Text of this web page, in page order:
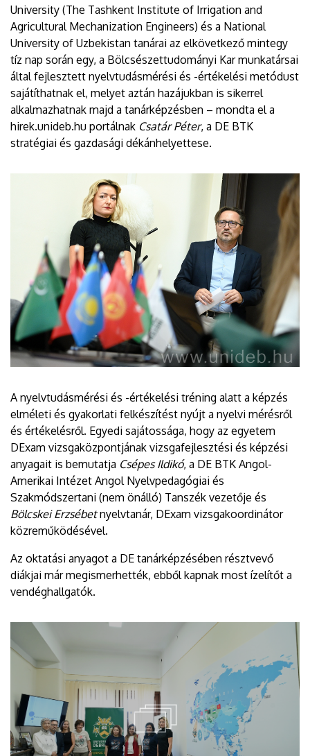
University (The Tashkent Institute of Irrigation and
Agricultural Mechanization Engineers) és a National
University of Uzbekistan tanárai az elkövetkező mintegy
tíz nap során egy, a Bölcsészettudományi Kar munkatársai
által fejlesztett nyelvtudásmérési és -értékelési metódust
sajátíthatnak el, melyet aztán hazájukban is sikerrel
alkalmazhatnak majd a tanárképzésben – mondta el a
hirek.unideb.hu portálnak Csatár Péter, a DE BTK
stratégiai és gazdasági dékánhelyettese.
A nyelvtudásmérési és -értékelési tréning alatt a képzés
elméleti és gyakorlati felkészítést nyújt a nyelvi mérésről
és értékelésről. Egyedi sajátossága, hogy az egyetem
DExam vizsgaközpontjának vizsgafejlesztési és képzési
anyagait is bemutatja Csépes Ildikó, a DE BTK Angol-
Amerikai Intézet Angol Nyelvpedagógiai és
Szakmódszertani (nem önálló) Tanszék vezetője és
Bölcskei Erzsébetnyelvtanár, DExam vizsgakoordinátor
közreműködésével.
Az oktatási anyagot a DE tanárképzésében résztvevő
diákjai már megismerhették, ebből kapnak most ízelítőt a
vendéghallgatók.